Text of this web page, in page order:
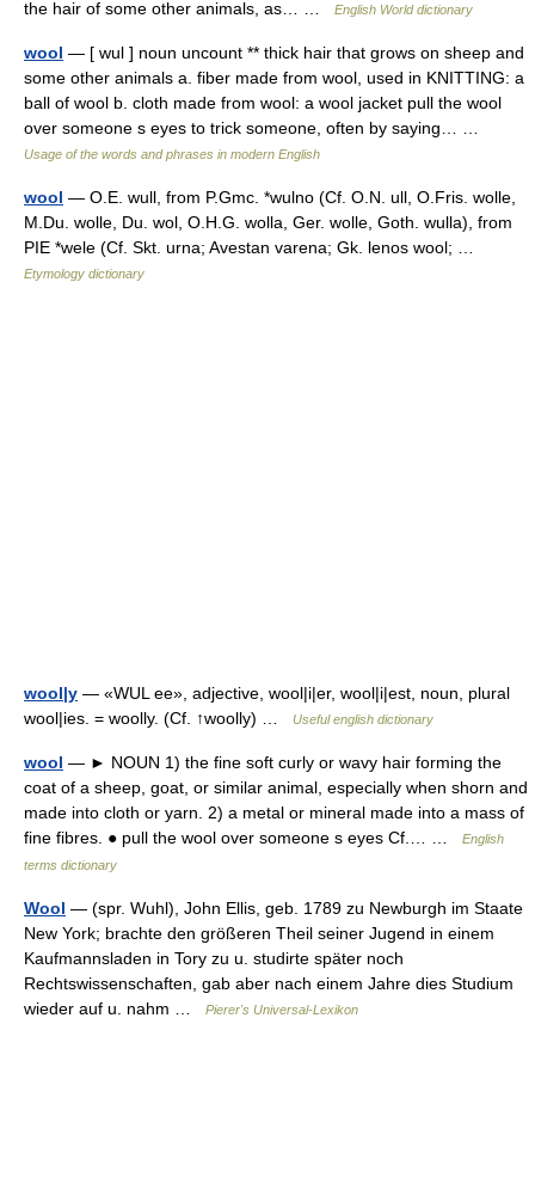
the hair of some other animals, as… …
English World dictionary
wool — [ wul ] noun uncount ** thick hair that grows on sheep and
some other animals a. fiber made from wool, used in KNITTING: a
ball of wool b. cloth made from wool: a wool jacket pull the wool
over someone s eyes to trick someone, often by saying… …
Usage of the words and phrases in modern English
wool — O.E. wull, from P.Gmc. *wulno (Cf. O.N. ull, O.Fris. wolle,
M.Du. wolle, Du. wol, O.H.G. wolla, Ger. wolle, Goth. wulla), from
PIE *wele (Cf. Skt. urna; Avestan varena; Gk. lenos wool; …
Etymology dictionary
wool|y — «WUL ee», adjective, wool|i|er, wool|i|est, noun, plural
wool|ies. = woolly. (Cf. ↑woolly) …
Useful english dictionary
wool — ► NOUN 1) the fine soft curly or wavy hair forming the
coat of a sheep, goat, or similar animal, especially when shorn and
made into cloth or yarn. 2) a metal or mineral made into a mass of
fine fibres. ● pull the wool over someone s eyes Cf.… …
English
terms dictionary
Wool — (spr. Wuhl), John Ellis, geb. 1789 zu Newburgh im Staate
New York; brachte den größeren Theil seiner Jugend in einem
Kaufmannsladen in Tory zu u. studirte später noch
Rechtswissenschaften, gab aber nach einem Jahre dies Studium
wieder auf u. nahm …
Pierer's Universal-Lexikon